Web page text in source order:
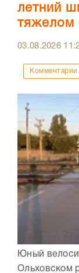
летний
тяжелом
03.08.2026
Комментарии
Юный
Ольховском